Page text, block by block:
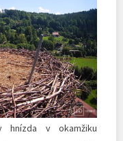
hnízda v okamžiku